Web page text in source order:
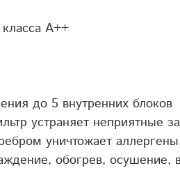
А++
до 5 внутренних блоков
устраняет неприятные
уничтожает
обогрев, осушение,